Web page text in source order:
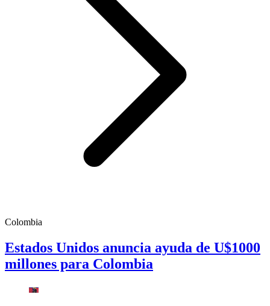
Colombia
Estados Unidos anuncia ayuda de U$1000
millones para Colombia